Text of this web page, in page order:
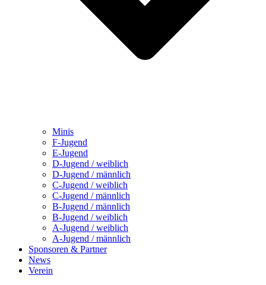
Minis
F-Jugend
E-Jugend
D-Jugend / weiblich
D-Jugend / männlich
C-Jugend / weiblich
C-Jugend / männlich
B-Jugend / männlich
B-Jugend / weiblich
A-Jugend / weiblich
A-Jugend / männlich
Sponsoren & Partner
News
Verein